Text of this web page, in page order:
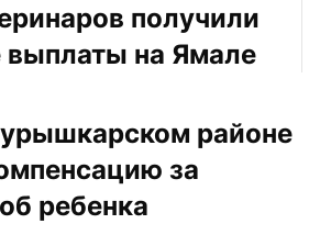
получили
на Ямале
районе
за
ребенка